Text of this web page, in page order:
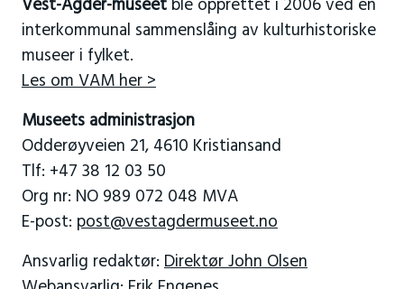
interkommunal sammenslåing av kulturhistoriske
museer i fylket.
Les om VAM her >
Museets administrasjon
Odderøyveien 21, 4610 Kristiansand
Tlf: +47 38 12 03 50
Org nr: NO 989 072 048 MVA
E-post: post@vestagdermuseet.no
Ansvarlig redaktør: Direktør John Olsen